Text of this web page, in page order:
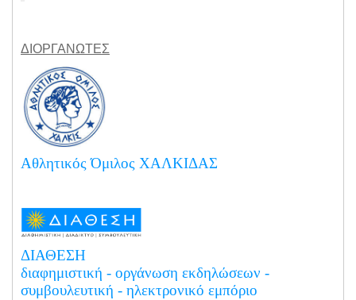
ΔΙΟΡΓΑΝΩΤΕΣ
Αθλητικός Όμιλος ΧΑΛΚΙΔΑΣ
ΔΙΑΘΕΣΗ
διαφημιστική - οργάνωση εκδηλώσεων -
συμβουλευτική - ηλεκτρονικό εμπόριο